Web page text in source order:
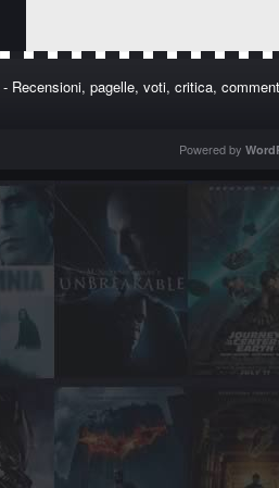
- Recensioni, pagelle, voti, critica,
Powered by